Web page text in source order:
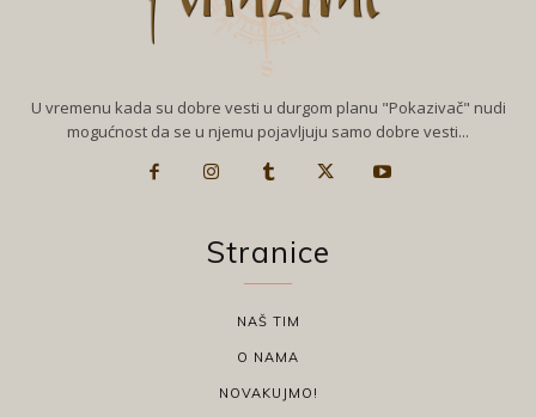
U vremenu kada su dobre vesti u durgom planu "Pokazivač" nudi
mogućnost da se u njemu pojavljuju samo dobre vesti...
Stranice
NAŠ TIM
O NAMA
NOVAKUJMO!